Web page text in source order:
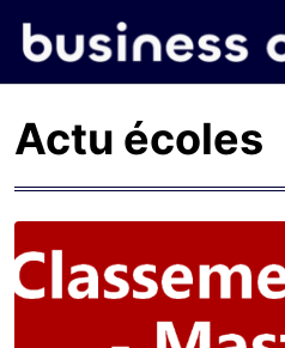
Actu écoles